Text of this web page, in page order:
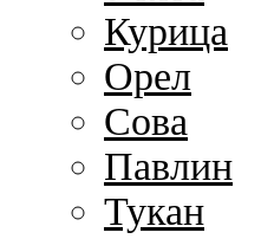
Курица
Орел
Сова
Павлин
Тукан